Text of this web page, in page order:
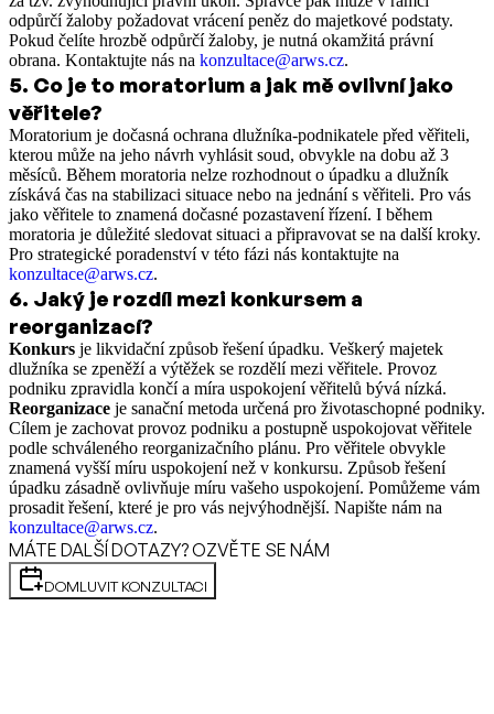
odpůrčí žaloby požadovat vrácení peněz do majetkové podstaty.
Pokud čelíte hrozbě odpůrčí žaloby, je nutná okamžitá právní
obrana. Kontaktujte nás na konzultace@arws.cz.
5. Co je to moratorium a jak mě ovlivní jako
věřitele?
Moratorium je dočasná ochrana dlužníka-podnikatele před věřiteli,
kterou může na jeho návrh vyhlásit soud, obvykle na dobu až 3
měsíců. Během moratoria nelze rozhodnout o úpadku a dlužník
získává čas na stabilizaci situace nebo na jednání s věřiteli. Pro vás
jako věřitele to znamená dočasné pozastavení řízení. I během
moratoria je důležité sledovat situaci a připravovat se na další kroky.
Pro strategické poradenství v této fázi nás kontaktujte na
konzultace@arws.cz.
6. Jaký je rozdíl mezi konkursem a
reorganizací?
Konkurs je likvidační způsob řešení úpadku. Veškerý majetek
dlužníka se zpeněží a výtěžek se rozdělí mezi věřitele. Provoz
podniku zpravidla končí a míra uspokojení věřitelů bývá nízká.
Reorganizace je sanační metoda určená pro životaschopné podniky.
Cílem je zachovat provoz podniku a postupně uspokojovat věřitele
podle schváleného reorganizačního plánu. Pro věřitele obvykle
znamená vyšší míru uspokojení než v konkursu. Způsob řešení
úpadku zásadně ovlivňuje míru vašeho uspokojení. Pomůžeme vám
prosadit řešení, které je pro vás nejvýhodnější. Napište nám na
konzultace@arws.cz.
MÁTE DALŠÍ DOTAZY? OZVĚTE SE NÁM
DOMLUVIT KONZULTACI